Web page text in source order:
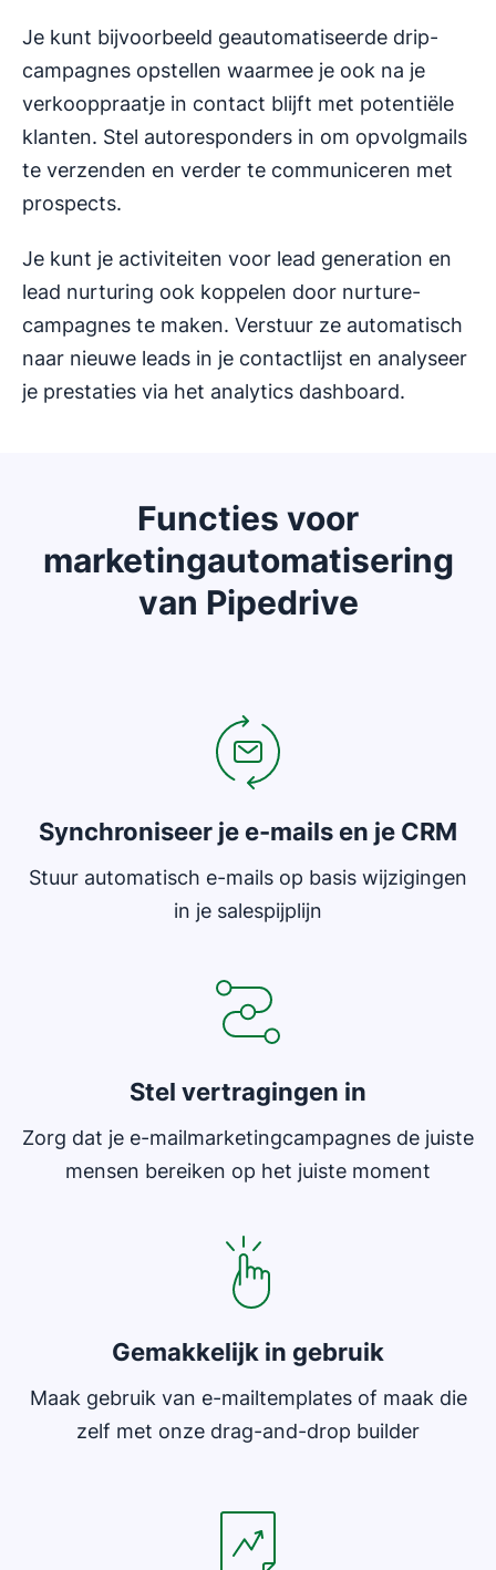
Je kunt bijvoorbeeld geautomatiseerde drip-
campagnes opstellen waarmee je ook na je
verkooppraatje in contact blijft met potentiële
klanten. Stel autoresponders in om opvolgmails
te verzenden en verder te communiceren met
prospects.
Je kunt je activiteiten voor lead generation en
lead nurturing ook koppelen door nurture-
campagnes te maken. Verstuur ze automatisch
naar nieuwe leads in je contactlijst en analyseer
je prestaties via het analytics dashboard.
Functies voor
marketingautomatisering
van Pipedrive
Synchroniseer je e-mails en je CRM
Stuur automatisch e-mails op basis wijzigingen
in je salespijplijn
Stel vertragingen in
Zorg dat je e-mailmarketingcampagnes de juiste
mensen bereiken op het juiste moment
Gemakkelijk in gebruik
Maak gebruik van e-mailtemplates of maak die
zelf met onze drag-and-drop builder